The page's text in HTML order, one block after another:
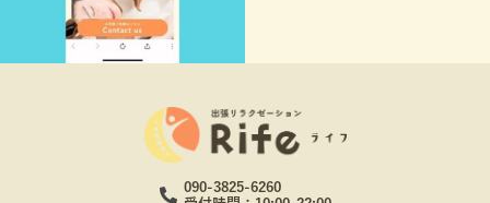
6月 25
090-3825-6260